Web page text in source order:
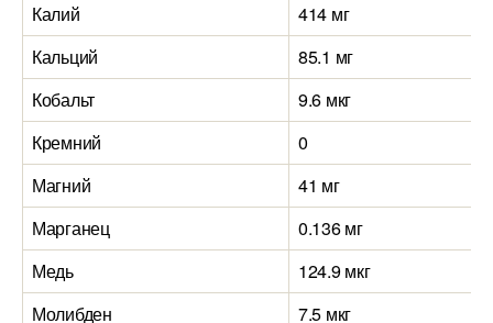
Калий
414 мг
Кальций
85.1 мг
Кобальт
9.6 мкг
Кремний
0
Магний
41 мг
Марганец
0.136 мг
Медь
124.9 мкг
Молибден
7.5 мкг